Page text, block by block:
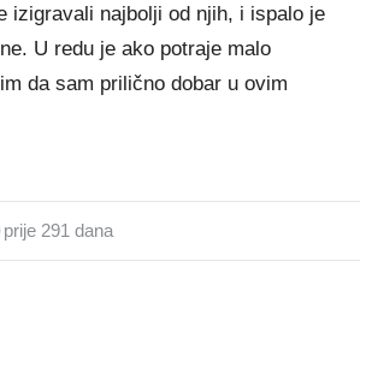
izigravali najbolji od njih, i ispalo je
U redu je ako potraje malo
da sam prilično dobar u ovim
prije 291 dana